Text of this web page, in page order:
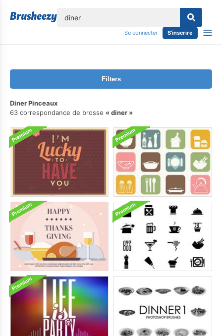
Se connecter S'inscrire
Filters
Diner Pinceaux
63 correspondance de brosse
diner